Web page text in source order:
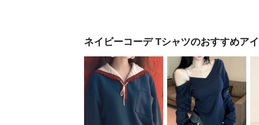
ネイビーコーデ Tシャツのおすすめア